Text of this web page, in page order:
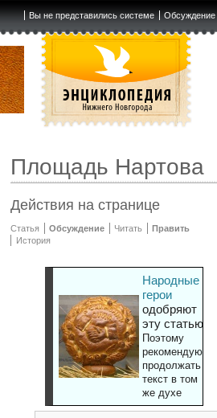
Вы не представились системе Обсуждение
Площадь Нартова
Действия на странице
Статья Обсуждение Читать
Править
История
Народные
герои
одобряют
эту статью
Поэтому
рекомендуют
продолжать
текст в том
же духе